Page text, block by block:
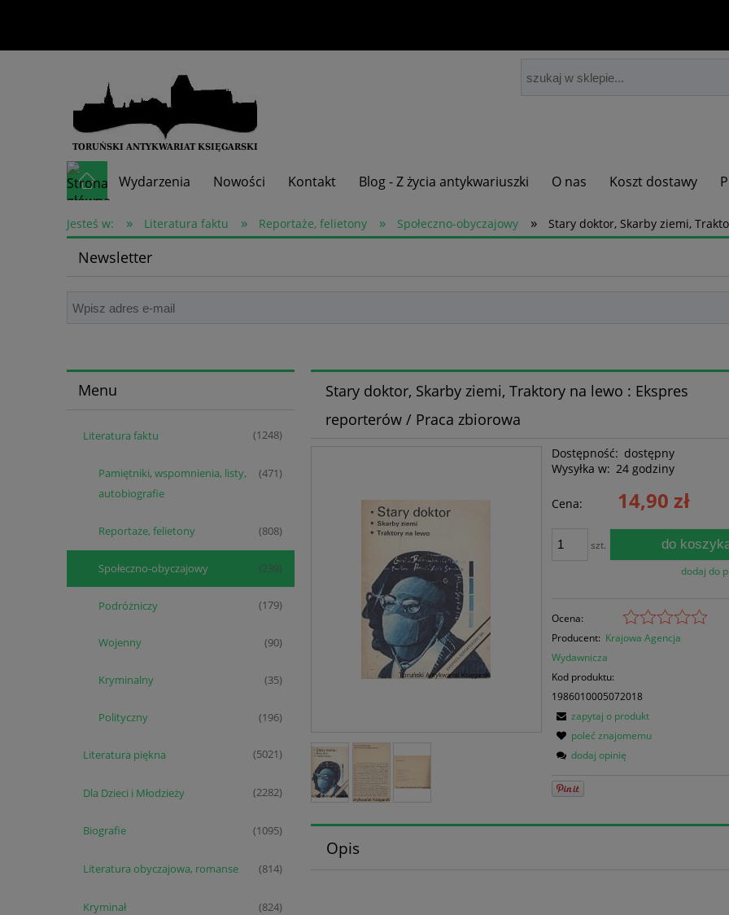
Wydarzenia Nowości Kontakt Blog - Z życia antykwariuszki O nas Koszt dostawy
Skup książek
Jesteś w: » Literatura faktu » Reportaże, felietony » Społeczno-obyczajowy » Stary doktor, Skarby ziemi,
Newsletter
Menu
Literatura faktu (1248)
Pamiętniki, wspomnienia, listy,
autobiografie
(471)
Reportaże, felietony (808)
Społeczno-obyczajowy (239)
Podróżniczy (179)
Wojenny (90)
Kryminalny (35)
Polityczny (196)
Literatura piękna (5021)
Dla Dzieci i Młodzieży (2282)
Biografie (1095)
Literatura obyczajowa, romanse (814)
Kryminał (824)
Stary doktor, Skarby ziemi, Traktory na lewo : Ekspres
reporterów / Praca zbiorowa
Dostępność: dostępny
Wysyłka w: 24 godziny
Cena: 14,90 zł
szt. do
dodaj do
Ocena:
Producent: Krajowa Agencja
Wydawnicza
Kod produktu:
1986010005072018
zapytaj o produkt
poleć znajomemu
dodaj opinię
Opis